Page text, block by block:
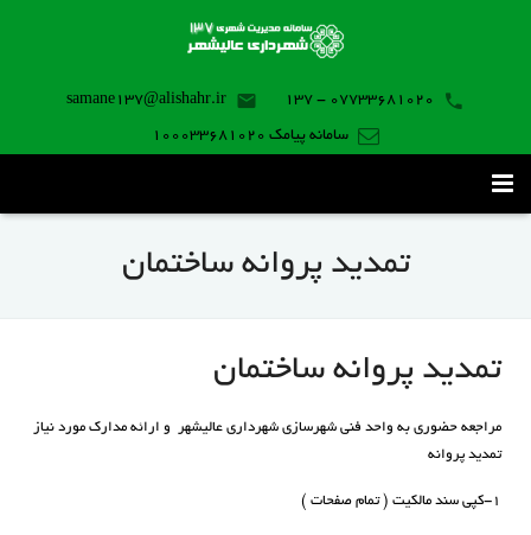
07733681020 - 137
samane137@alishahr.ir
سامانه پیامک 100033681020
تمدید پروانه ساختمان
تمدید پروانه ساختمان
مراجعه حضوری به واحد فنی شهرسازی شهرداری عالیشهر و ارائه مدارک مورد نیاز
تمدید پروانه
۱-کپی سند مالکیت ( تمام صفحات )